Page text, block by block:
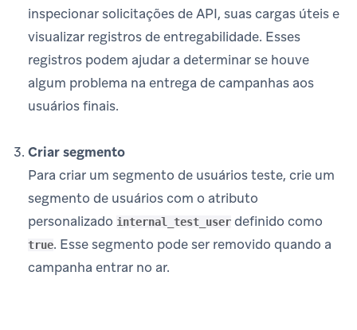
inspecionar solicitações de API, suas cargas úteis e
visualizar registros de entregabilidade. Esses
registros podem ajudar a determinar se houve
algum problema na entrega de campanhas aos
usuários finais.
Criar segmento
Para criar um segmento de usuários teste, crie um
segmento de usuários com o atributo
personalizado internal_test_user definido como
true. Esse segmento pode ser removido quando a
campanha entrar no ar.